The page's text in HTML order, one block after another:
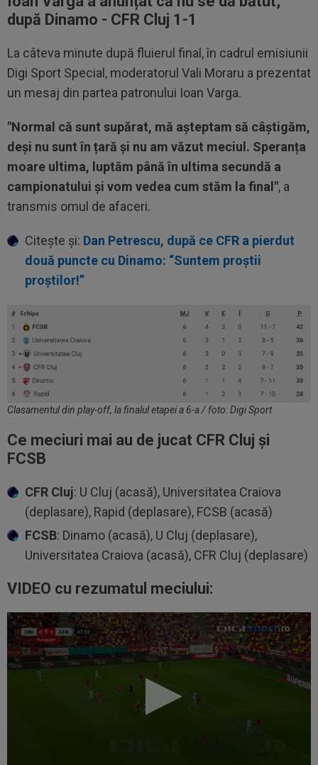
după Dinamo - CFR Cluj 1-1
La câteva minute după fluierul final, în cadrul emisiunii
Digi Sport Special, moderatorul Vali Moraru a prezentat
un mesaj din partea patronului Ioan Varga.
"Normal că sunt supărat, mă așteptam să câștigăm,
deși nu sunt în țară și nu am văzut meciul. Speranța
moare ultima, luptăm până în ultima secundă a
campionatului și vom vedea cum stăm la final", a
transmis omul de afaceri.
Citește și: Dan Petrescu, după ce CFR a pierdut
două puncte cu Dinamo: “Suntem proștii
proștilor!”
Clasamentul din play-off, la finalul etapei a 6-a / foto: Digi Sport
Ce meciuri mai au de jucat CFR Cluj și
FCSB
CFR Cluj: U Cluj (acasă), Universitatea Craiova
(deplasare), Rapid (deplasare), FCSB (acasă)
FCSB: Dinamo (acasă), U Cluj (deplasare),
Universitatea Craiova (acasă), CFR Cluj (deplasare)
VIDEO cu rezumatul meciului: